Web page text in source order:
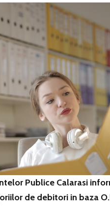
Publice Calarasi
de debitori in baza